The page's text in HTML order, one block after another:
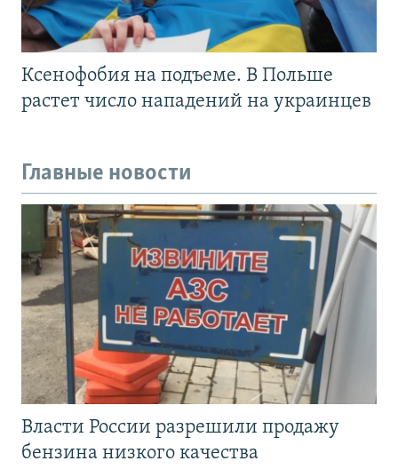
Ксенофобия на подъеме. В Польше
растет число нападений на украинцев
Главные новости
Власти России разрешили продажу
бензина низкого качества